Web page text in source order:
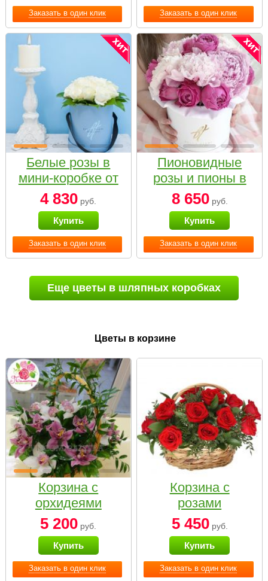
Заказать в один клик Заказать в один клик
Заказать в один клик
Белые розы в
мини-коробке от
Bella Fiori
4 830 руб.
Купить
Заказать в один клик
Пионовидные
розы и пионы в
белой коробке
Small
8 650руб.
Купить
Еще цветы в шляпных коробках
Цветы в корзине
Заказать в один клик
Корзина с
орхидеями
малая
5 200 руб.
Купить
Заказать в один клик
Корзина с
розами
«Красный
Париж»
5 450руб.
Купить